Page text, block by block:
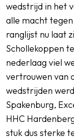
wedstrijd in het
alle macht
ranglijst nu laat
Schollekoppen
nederlaag viel
vertrouwen van
wedstrijden
Spakenburg,
HHC
stuk dus sterke